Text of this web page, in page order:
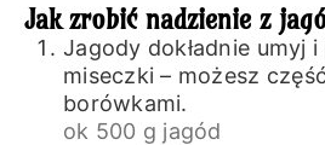
Jak zrobić nadzienie z
Jagody dokładnie umyj i
miseczki – możesz
borówkami.
ok 500 g jagód